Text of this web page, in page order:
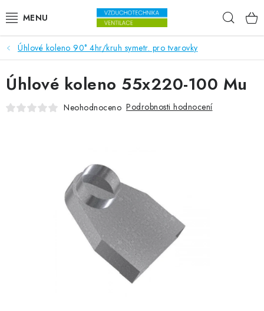
VENTILÁTORY
VZDUCHOTECHNIKA
REKUPERACE
ÚPRAVA VZDUCHU
ZVLHČOVAČE VZDUCHU PRŮMYSLOVÉ
Úhlové koleno 90° 4hr/kruh symetr. pro tvarovky
Úhlové koleno 55x220-100 Mu
Neohodnoceno Podrobnosti hodnocení